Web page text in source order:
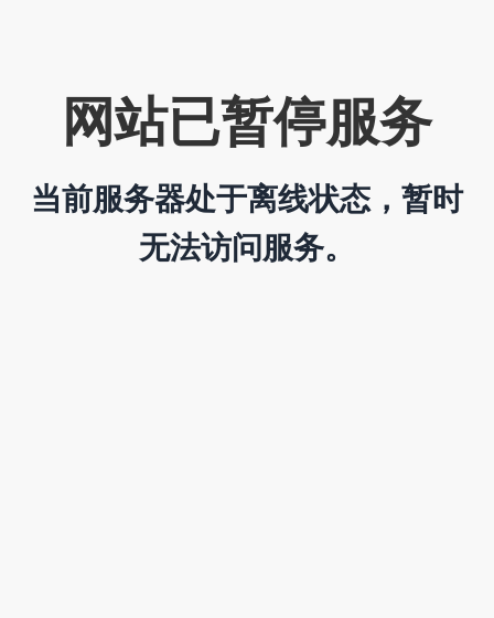
网站已暂停服务
当前服务器处于离线状态，暂时
无法访问服务。